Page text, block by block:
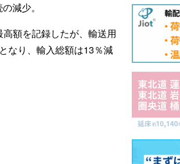
減少。
額を記録したが、輸送用
なり、輸入総額は13％減